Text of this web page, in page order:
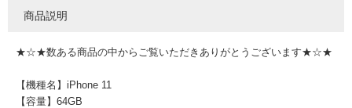
商品説明
★☆★数ある商品の中からご覧いただきありがとうございます★☆★
【機種名】iPhone 11
【容量】64GB